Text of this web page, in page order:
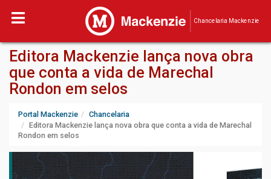
Chancelaria Mackenzie
Editora Mackenzie lança nova obra
que conta a vida de Marechal
Rondon em selos
Portal Mackenzie
Chancelaria
Editora Mackenzie lança nova obra que conta a vida de Marechal
Rondon em selos